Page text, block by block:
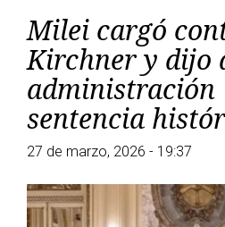
Milei cargó
Kirchner y dijo
administración
sentencia
27 de marzo, 2026 - 19:37